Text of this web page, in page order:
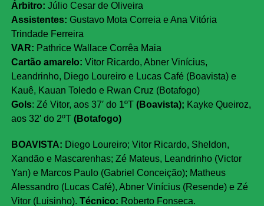
Árbitro: Júlio Cesar de Oliveira
Assistentes: Gustavo Mota Correia e Ana Vitória
Trindade Ferreira
VAR: Pathrice Wallace Corrêa Maia
Cartão amarelo: Vitor Ricardo, Abner Vinícius,
Leandrinho, Diego Loureiro e Lucas Café (Boavista) e
Kauê, Kauan Toledo e Rwan Cruz (Botafogo)
Gols: Zé Vitor, aos 37′ do 1ºT(Boavista); Kayke Queiroz,
aos 32′ do 2ºT(Botafogo)
BOAVISTA: Diego Loureiro; Vitor Ricardo, Sheldon,
Xandão e Mascarenhas; Zé Mateus, Leandrinho (Victor
Yan) e Marcos Paulo (Gabriel Conceição); Matheus
Alessandro (Lucas Café), Abner Vinícius (Resende) e Zé
Vitor (Luisinho). Técnico: Roberto Fonseca.